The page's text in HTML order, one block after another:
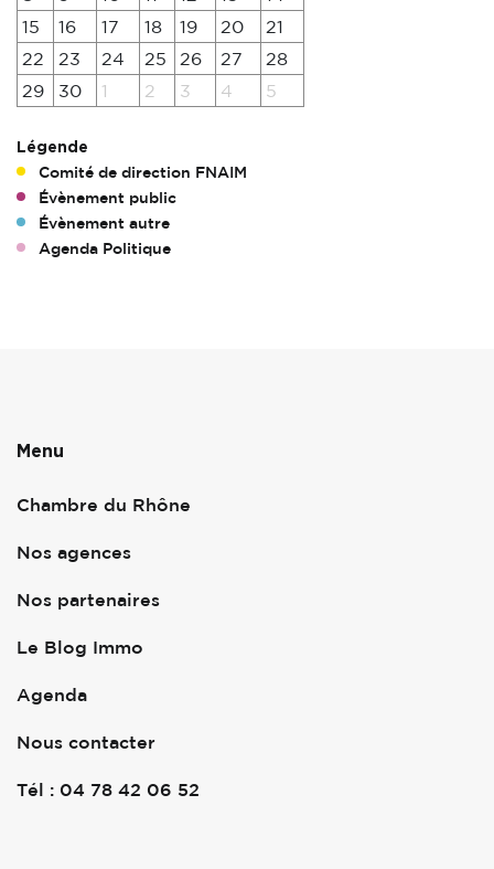
15
16 17 18 19 20
21
22
23 24 25 26 27
28
29
30 1 2 3 4 5
Légende
Comité de direction FNAIM
Évènement public
Évènement autre
Agenda Politique
Menu
Chambre du Rhône
Nos agences
Nos partenaires
Le Blog Immo
Agenda
Nous contacter
Tél : 04 78 42 06 52